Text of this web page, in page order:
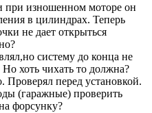
изношенном моторе он
в цилиндрах. Теперь
не дает открыться
систему до конца не
хоть чихать то должна?
перед установкой.
(гаражные) проверить
форсунку?